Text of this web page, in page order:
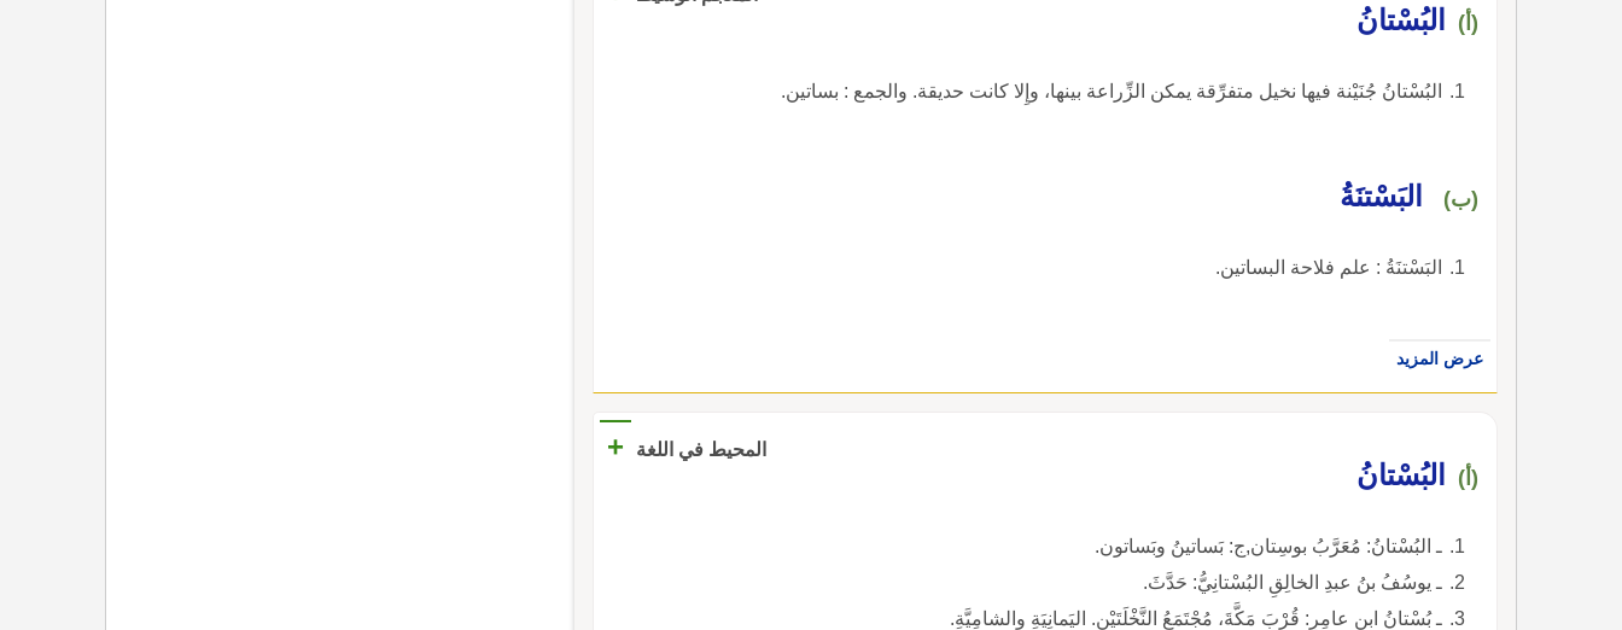
(أ) البُسْتانُ
البُسْتانُ جُنَيْنة فيها نخيل متفرِّقة يمكن الزِّراعة بينها، وإِلا كانت حديقة. والجمع : بساتين.
(ب) البَسْتنَةُ
البَسْتنَةُ : علم فلاحة البساتين.
عرض المزيد
المحيط في اللغة +
(أ) البُسْتانُ
ـ البُسْتانُ: مُعَرَّبُ بوسِتان,ج: بَساتينُ وبَساتون.
ـ يوسُفُ بنُ عبدِ الخالِقِ البُسْتانِيُّ: حَدَّثَ.
ـ بُسْتانُ ابنِ عامِرٍ: قُرْبَ مَكَّةَ، مُجْتَمَعُ النَّخْلَتَيْنِ. اليَمانِيَةِ والشامِيَّةِ.